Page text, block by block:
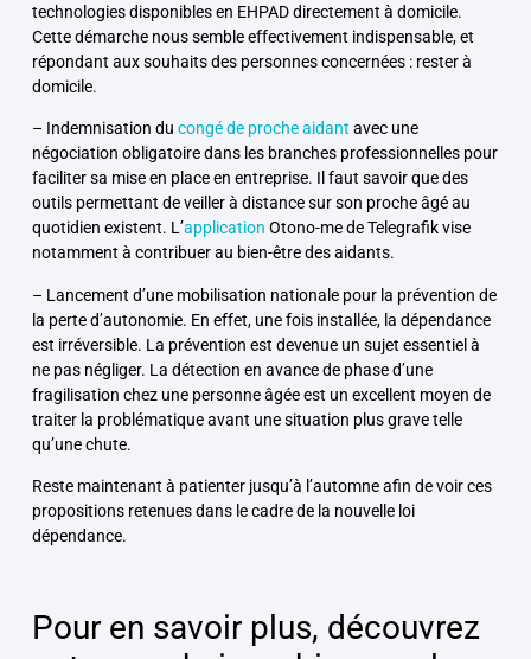
technologies disponibles en EHPAD directement à domicile.
Cette démarche nous semble effectivement indispensable, et
répondant aux souhaits des personnes concernées : rester à
domicile.
– Indemnisation du congé de proche aidant avec une
négociation obligatoire dans les branches professionnelles pour
faciliter sa mise en place en entreprise. Il faut savoir que des
outils permettant deveiller à distance sur son proche âgéau
quotidien existent. L’application Otono-me de Telegrafik vise
notamment à contribuer au bien-être des aidants.
– Lancement d’une mobilisation nationale pour la prévention de
la perte d’autonomie. En effet, une fois installée, la dépendance
est irréversible. La prévention est devenue un sujet essentiel à
ne pas négliger. La détection en avance de phase d’une
fragilisation chez une personne âgée est un excellent moyen de
traiter la problématiqueavant une situation plus grave telle
qu’une chute.
Reste maintenant à patienter jusqu’à l’automne afin de voir ces
propositions retenues dans le cadre de la nouvelle loi
dépendance.
Pour en savoir plus, découvrez